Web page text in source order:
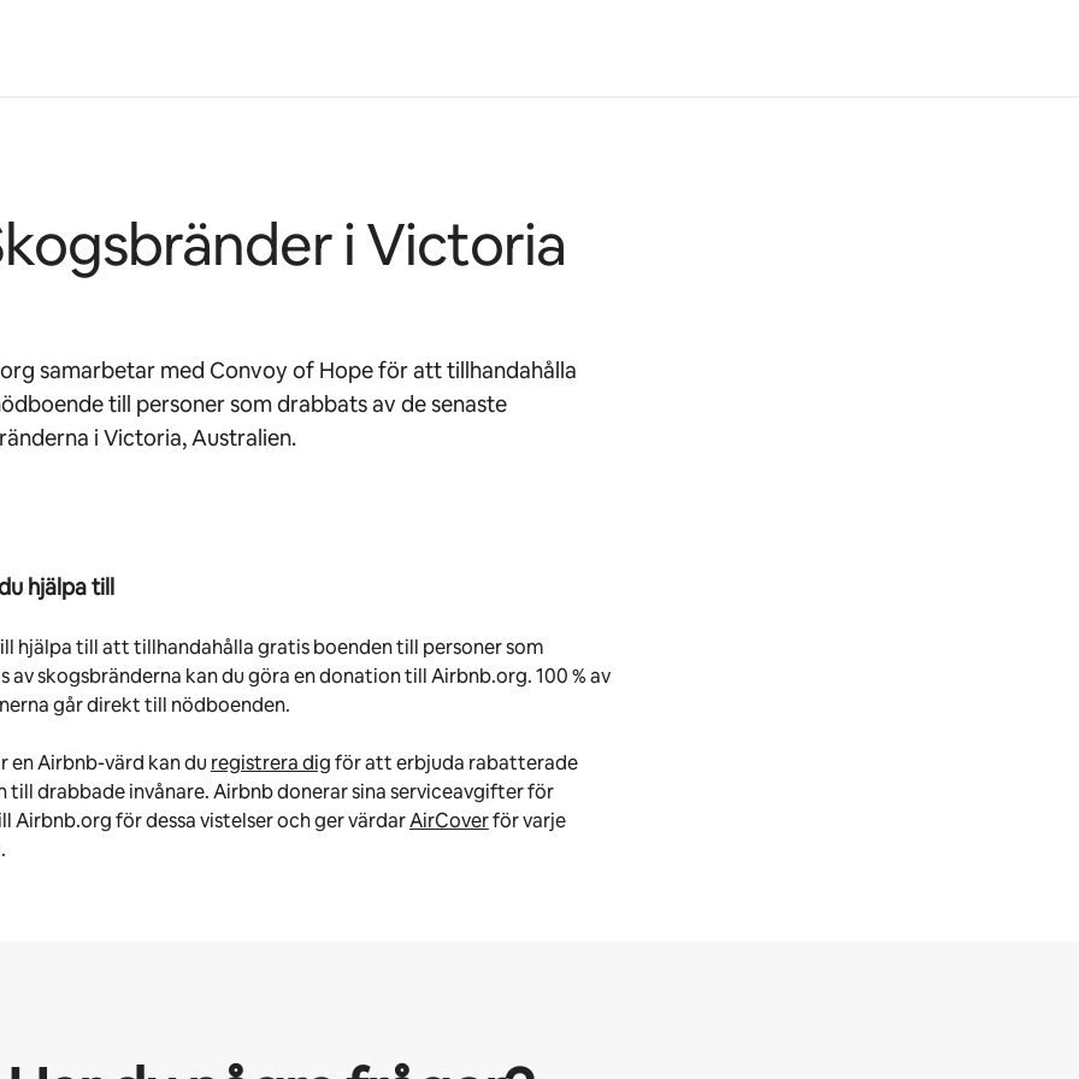
i Victoria
samarbetar med Convoy of Hope för att tillhandahålla
till personer som drabbats av de senaste
i Victoria, Australien.
hjälpa till
hjälpa till att tillhandahålla gratis boenden till personer som
av skogsbränderna kan du göra en donation till Airbnb.org. 100 % av
går direkt till nödboenden.
en Airbnb-värd kan du registrera digför att erbjuda rabatterade
till drabbade invånare. Airbnb donerar sina serviceavgifter för
Airbnb.org för dessa vistelser och ger värdarAirCoverför varje